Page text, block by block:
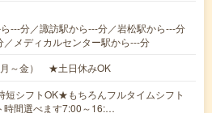
---分／諏訪駅から---分／岩松駅から---分
／メディカルセンター駅から---分
月～金） ★土日休みOK
シフトOK★もちろんフルタイムシフト
時間選べます7:00～16:…